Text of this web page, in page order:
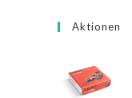
Aktionen